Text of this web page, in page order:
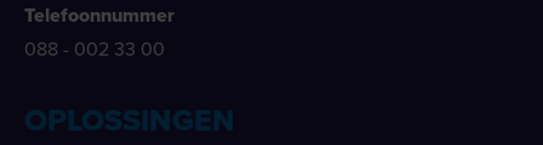
Telefoonnummer
088 - 002 33 00
OPLOSSINGEN